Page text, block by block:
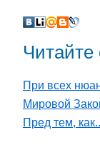
Читайте
При всех
Мировой
Пред тем,